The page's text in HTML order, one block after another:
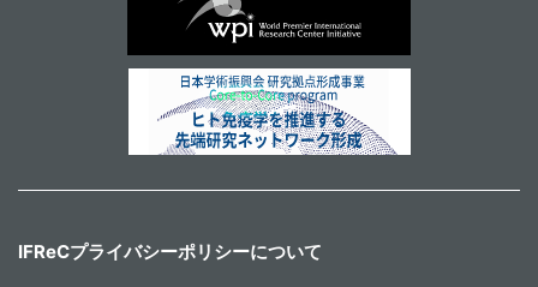
IFReCプライバシーポリシーについて